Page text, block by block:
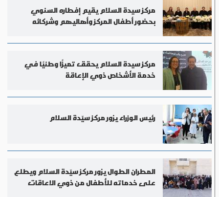
مركز سيدة السلام يقيم إفطاره السنوي
بحضور أطفال المركز وأهاليهم وشركائه
مركز سيدة السلام يحقق تميزًا وطنيًا في
خدمة الأشخاص ذوي الإعاقة
رئيس الوزراء يزور مركز سيّدة السلام
المطران الطوال يزور مركز سيّدة السلام ويطلع
على خدماته للأطفال من ذوي الاعاقات